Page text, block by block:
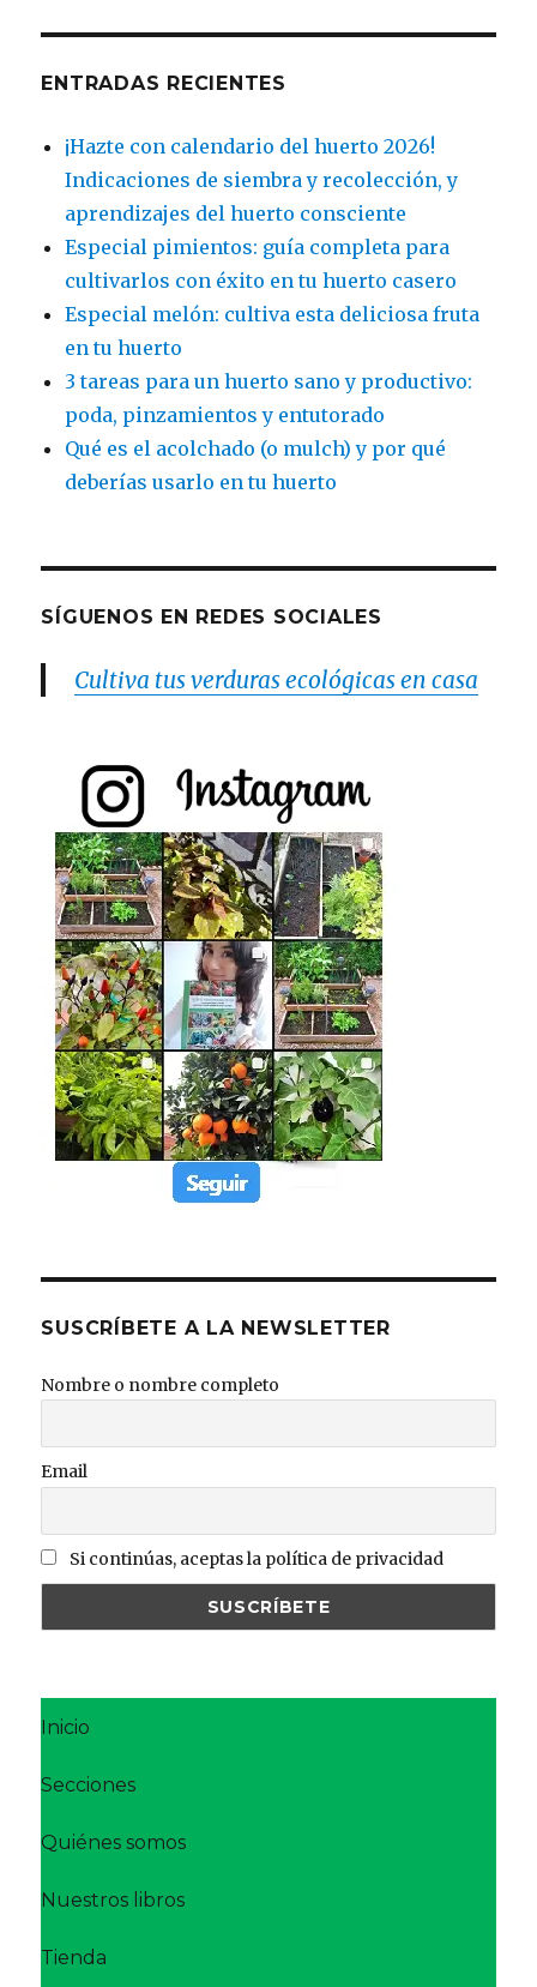
ENTRADAS RECIENTES
¡Hazte con calendario del huerto 2026!
Indicaciones de siembra y recolección, y
aprendizajes del huerto consciente
Especial pimientos: guía completa para
cultivarlos con éxito en tu huerto casero
Especial melón: cultiva esta deliciosa fruta
en tu huerto
3 tareas para un huerto sano y productivo:
poda, pinzamientos y entutorado
Qué es el acolchado (o mulch) y por qué
deberías usarlo en tu huerto
SÍGUENOS EN REDES SOCIALES
Cultiva tus verduras ecológicas en casa
SUSCRÍBETE A LA NEWSLETTER
Nombre o nombre completo
Email
Si continúas, aceptas la política de privacidad
Inicio
Secciones
Quiénes somos
Nuestros libros
Tienda